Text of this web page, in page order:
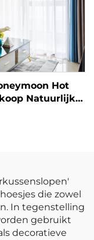
Hot
Natuurlijk
die zowel
In tegenstelling
gebruikt
decoratieve